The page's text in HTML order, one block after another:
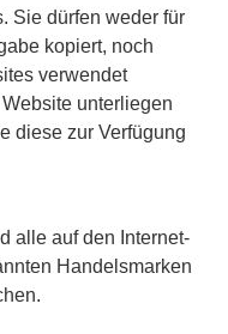
Sie dürfen weder für
kopiert, noch
verwendet
unterliegen
diese zur Verfügung
alle auf den Internet-
Handelsmarken